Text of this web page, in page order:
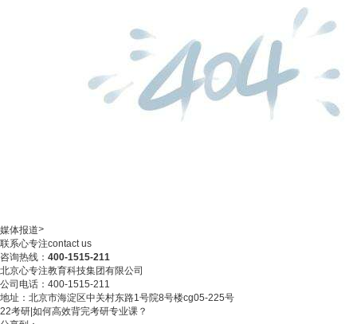
媒体报道>
联系心专注contact us
咨询热线： 400-1515-211
北京心专注教育科技集团有限公司
公司电话：400-1515-211
地址：北京市海淀区中关村东路1号院8号楼cg05-225号
22考研|如何高效背完考研专业课？